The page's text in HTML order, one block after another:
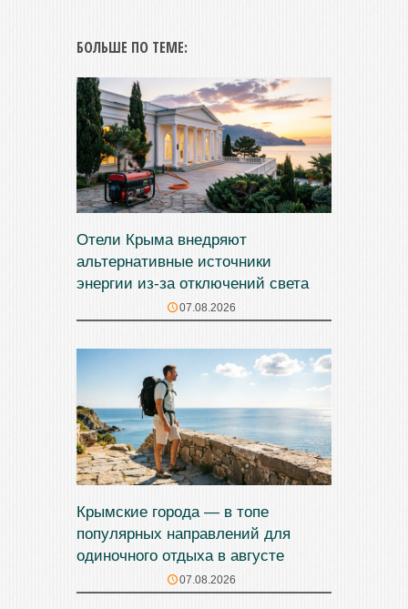
БОЛЬШЕ ПО ТЕМЕ:
Отели Крыма внедряют
альтернативные источники
энергии из-за отключений света
07.08.2026
Крымские города — в топе
популярных направлений для
одиночного отдыха в августе
07.08.2026